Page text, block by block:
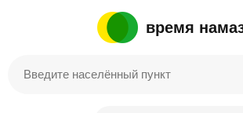
время